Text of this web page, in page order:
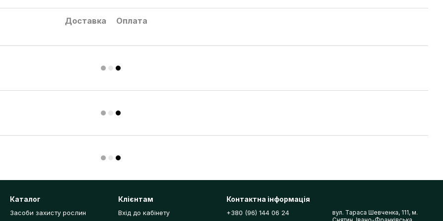
Доставка Оплата
Каталог
Засоби захисту рослин
Клієнтам
Вхід до кабінету
Контактна інформація
+380 (96) 144 06 24
вул. Тараса Шевченка, 111, м.